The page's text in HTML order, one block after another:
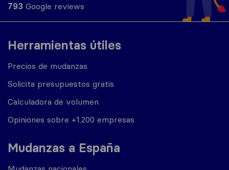
Herramientas útiles
Precios de mudanzas
Solicita presupuestos gratis
Calculadora de volumen
Opiniones sobre +1.200 empresas
Mudanzas a España
793 Google reviews